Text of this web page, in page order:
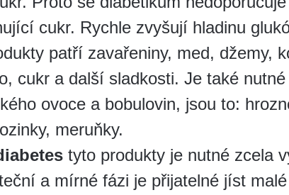
cukr. Rychle zvyšují hladinu
patří zavařeniny, med, džemy,
cukr a další sladkosti. Je také
ovoce a bobulovin, jsou to:
meruňky.
tyto produkty je nutné zcela
a mírné fázi je přijatelné jíst